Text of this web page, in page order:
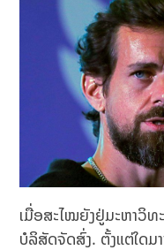
ເມື່ອສະໄໝຍັງຢູ່ມະຫາວິທ
ບໍລິສັດຈັດສົ່ງ. ຕັ້ງແຕ່ໃດມ